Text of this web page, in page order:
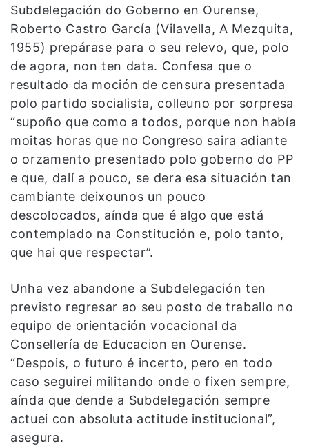
Subdelegación do Goberno en Ourense,
Roberto Castro García (Vilavella, A Mezquita,
1955) prepárase para o seu relevo, que, polo
de agora, non ten data. Confesa que o
resultado da moción de censura presentada
polo partido socialista, colleuno por sorpresa
“supoño que como a todos, porque non había
moitas horas que no Congreso saira adiante
o orzamento presentado polo goberno do PP
e que, dalí a pouco, se dera esa situación tan
cambiante deixounos un pouco
descolocados, aínda que é algo que está
contemplado na Constitución e, polo tanto,
que hai que respectar”.
Unha vez abandone a Subdelegación ten
previsto regresar ao seu posto de traballo no
equipo de orientación vocacional da
Consellería de Educacion en Ourense.
“Despois, o futuro é incerto, pero en todo
caso seguirei militando onde o fixen sempre,
aínda que dende a Subdelegación sempre
actuei con absoluta actitude institucional”,
asegura.